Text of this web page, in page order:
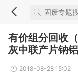
有价组分回收
灰中联产片钠
2018-08-28 15:02